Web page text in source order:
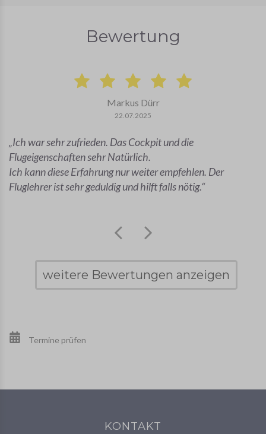
Bewertung
Markus Dürr
22.07.2025
Ich war sehr zufrieden. Das Cockpit und die
Flugeigenschaften sehr Natürlich.
Ich kann diese Erfahrung nur weiter empfehlen. Der
Fluglehrer ist sehr geduldig und hilft falls nötig.
weitere Bewertungen anzeigen
Termine prüfen
KONTAKT